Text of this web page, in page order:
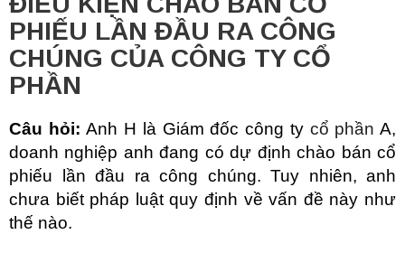
PHIẾU LẦN ĐẦU RA CÔNG
CHÚNG CỦA CÔNG TY CỔ
PHẦN
Câu hỏi:Anh H là Giám đốc công ty cổ phần A,
doanh nghiệp anh đang có dự định chào bán cổ
phiếu lần đầu ra công chúng. Tuy nhiên, anh
chưa biết pháp luật quy định về vấn đề này như
thế nào.